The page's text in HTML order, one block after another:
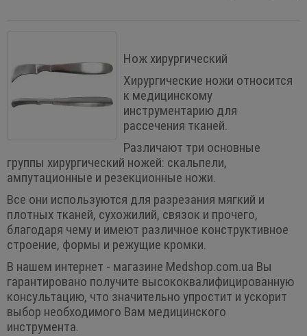
Нож хирургический
Хирургические ножи относится
к медицинскому
инструментарию для
рассечения тканей.
Различают три основные
группы хирургический ножей: скальпели,
ампутационные и резекционные ножи.
Все они используются для разрезания мягкий и
плотных тканей, сухожилий, связок и прочего,
благодаря чему и имеют различное конструктивное
строение, формы и режущие кромки.
В нашем интернет - магазине Medshop.com.ua Вы
гарантировано получите высококвалифицированную
консультацию, что значительно упростит и ускорит
выбор необходимого Вам медицинского
инструмента.